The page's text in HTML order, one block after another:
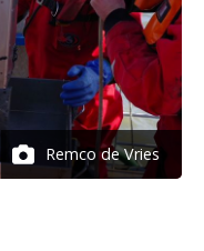
Remco de Vries